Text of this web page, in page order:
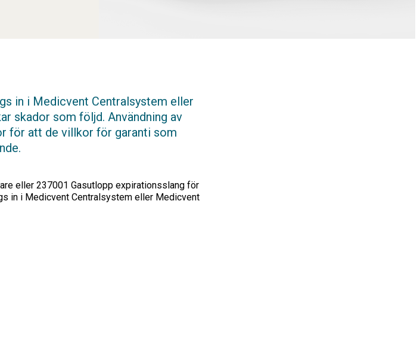
in i Medicvent Centralsystem eller
skador som följd. Användning av
för att de villkor för garanti som
eller 237001 Gasutlopp expirationsslang för
in i Medicvent Centralsystem eller Medicvent